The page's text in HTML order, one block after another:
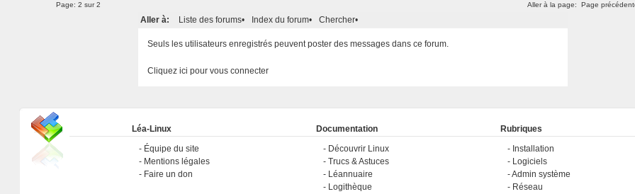
Aller à la page: Page
Page: 2 sur 2
Aller à: Liste des forums• Index du forum• Chercher•
Seuls les utilisateurs enregistrés peuvent poster des messages dans ce forum.
Cliquez ici pour vous connecter
Léa-Linux
Équipe du site
Mentions légales
Faire un don
Documentation
Découvrir Linux
Trucs & Astuces
Léannuaire
Logithèque
Rubriques
Installation
Logiciels
Admin système
Réseau